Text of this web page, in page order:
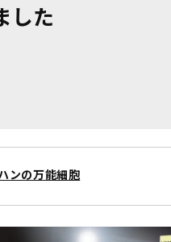
した
ンの万能細胞